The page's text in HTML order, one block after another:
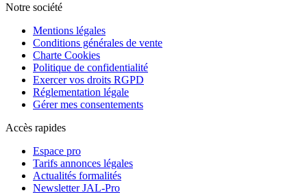
Notre société
Mentions légales
Conditions générales de vente
Charte Cookies
Politique de confidentialité
Exercer vos droits RGPD
Réglementation légale
Gérer mes consentements
Accès rapides
Espace pro
Tarifs annonces légales
Actualités formalités
Newsletter JAL-Pro